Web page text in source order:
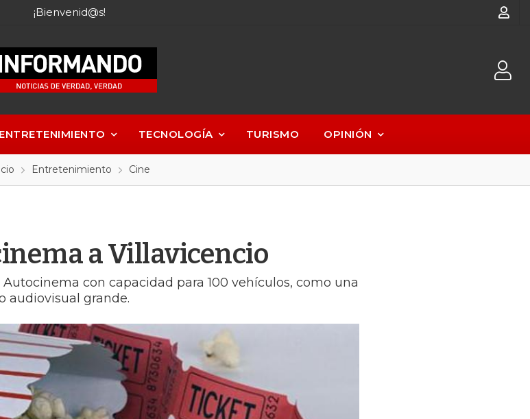
¡Bienvenid@s!
ENTRETENIMIENTO TECNOLOGÍA TURISMO OPINIÓN
Entretenimiento Cine
a Villavicencio
con capacidad para 100 vehículos, como una
audiovisual grande.